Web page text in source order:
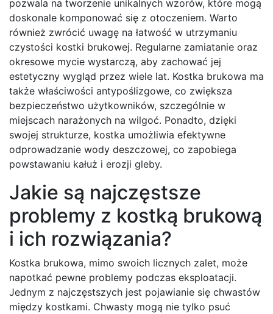
pozwala na tworzenie unikalnych wzorów, które mogą
doskonale komponować się z otoczeniem. Warto
również zwrócić uwagę na łatwość w utrzymaniu
czystości kostki brukowej. Regularne zamiatanie oraz
okresowe mycie wystarczą, aby zachować jej
estetyczny wygląd przez wiele lat. Kostka brukowa ma
także właściwości antypoślizgowe, co zwiększa
bezpieczeństwo użytkowników, szczególnie w
miejscach narażonych na wilgoć. Ponadto, dzięki
swojej strukturze, kostka umożliwia efektywne
odprowadzanie wody deszczowej, co zapobiega
powstawaniu kałuż i erozji gleby.
Jakie są najczęstsze
problemy z kostką brukową
i ich rozwiązania?
Kostka brukowa, mimo swoich licznych zalet, może
napotkać pewne problemy podczas eksploatacji.
Jednym z najczęstszych jest pojawianie się chwastów
między kostkami. Chwasty mogą nie tylko psuć